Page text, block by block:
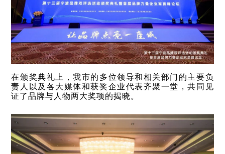
在颁奖典礼上，我市的多位领导和相关部门的主要负
责人以及各大媒体和获奖企业代表齐聚一堂，共同见
证了品牌与人物两大奖项的揭晓。